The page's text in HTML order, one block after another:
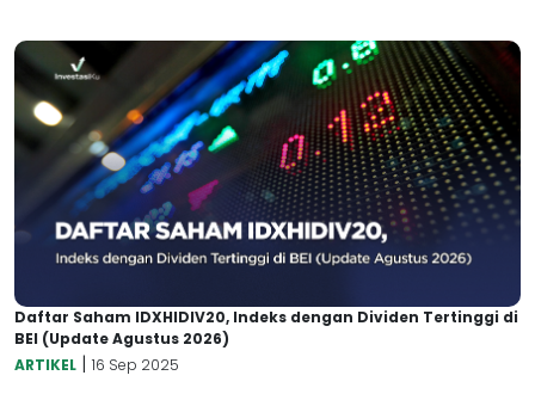
Daftar Saham IDXHIDIV20, Indeks dengan Dividen Tertinggi di
BEI (Update Agustus 2026)
ARTIKEL | 16 Sep 2025